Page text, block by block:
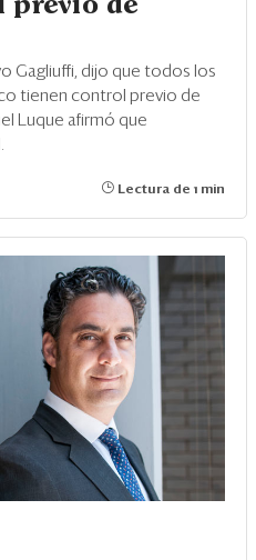
previo de
Gagliuffi, dijo que todos los
tienen control previo de
Luque afirmó que
Lectura de 1 min